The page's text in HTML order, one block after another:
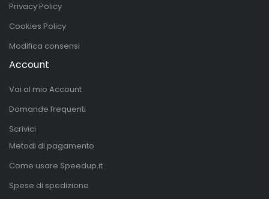
Privacy Policy
Cookies Policy
Modifica consensi
Account
Vai al mio Account
Domande frequenti
Scrivici
Metodi di pagamento
Come usare Speedup.it
Spese di spedizione